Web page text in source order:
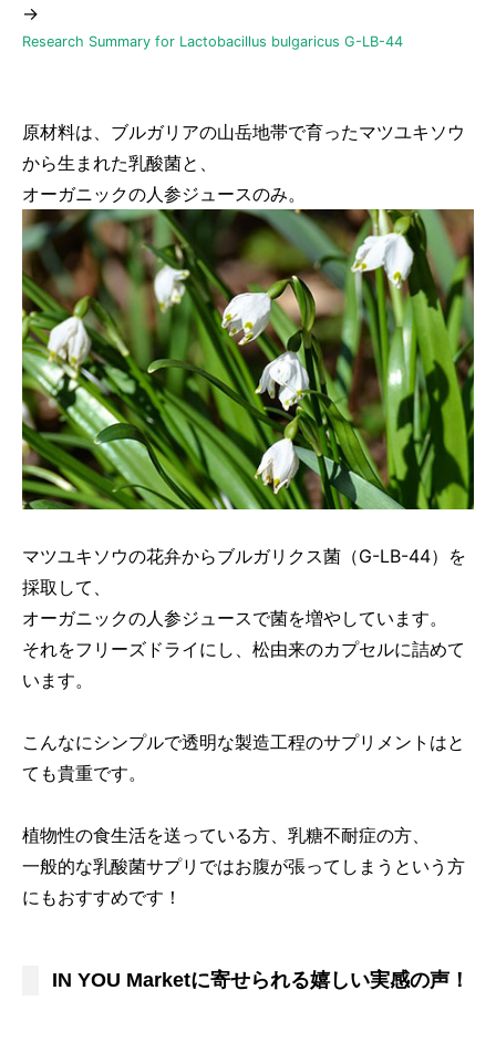
→
Research Summary for Lactobacillus bulgaricus G-LB-44
原材料は、ブルガリアの山岳地帯で育ったマツユキソウ
から生まれた乳酸菌と、
オーガニックの人参ジュースのみ。
マツユキソウの花弁からブルガリクス菌（G-LB-44）を
採取して、
オーガニックの人参ジュースで菌を増やしています。
それをフリーズドライにし、松由来のカプセルに詰めて
います。
こんなにシンプルで透明な製造工程のサプリメントはと
ても貴重です。
植物性の食生活を送っている方、乳糖不耐症の方、
一般的な乳酸菌サプリではお腹が張ってしまうという方
にもおすすめです！
IN YOU Marketに寄せられる嬉しい実感の声！